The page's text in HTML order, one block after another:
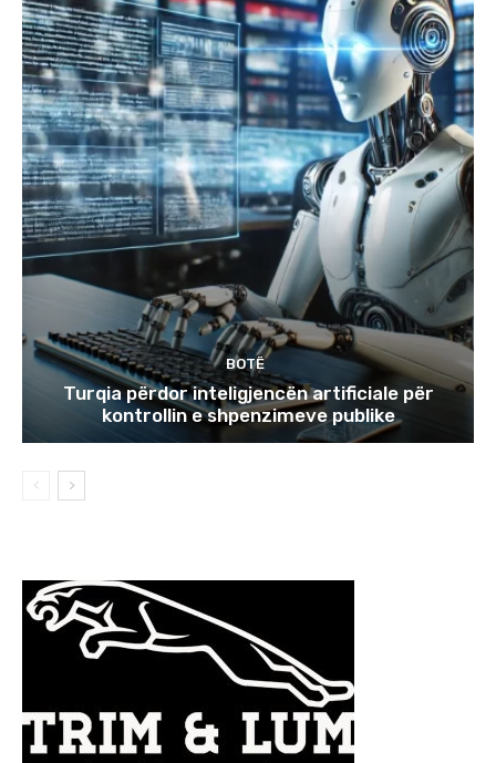
BOTË
Turqia përdor inteligjencën artificiale për
kontrollin e shpenzimeve publike